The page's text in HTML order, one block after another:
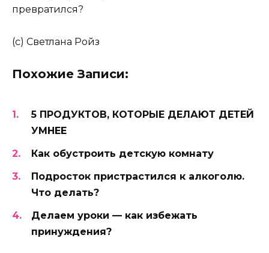
превратился?
(с) Светлана Ройз
Похожие Записи:
5 ПРОДУКТОВ, КОТОРЫЕ ДЕЛАЮТ ДЕТЕЙ
УМНЕЕ
Как обустроить детскую комнату
Подросток пристрастился к алкоголю.
Что делать?
Делаем уроки — как избежать
принуждения?